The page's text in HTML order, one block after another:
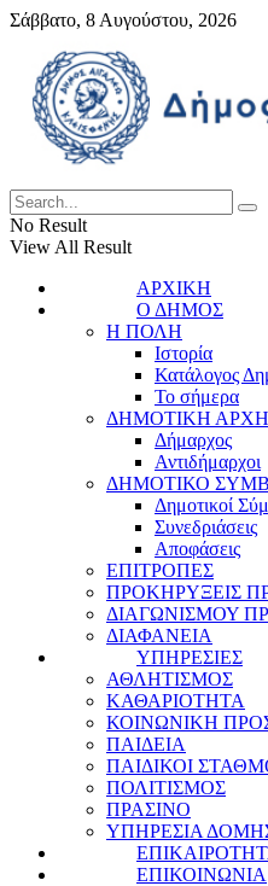
Σάββατο, 8 Αυγούστου, 2026
No Result
View All Result
ΑΡΧΙΚΗ
Ο ΔΗΜΟΣ
Η ΠΟΛΗ
Ιστορία
Κατάλογος
Το σήμερα
ΔΗΜΟΤΙΚΗ ΑΡΧΗ
Δήμαρχος
Αντιδήμαρχοι
ΔΗΜΟΤΙΚΟ
Δημοτικοί
Συνεδριάσεις
Αποφάσεις
ΕΠΙΤΡΟΠΕΣ
ΠΡΟΚΗΡΥΞΕΙΣ
ΔΙΑΓΩΝΙΣΜΟΥ
ΔΙΑΦΑΝΕΙΑ
ΥΠΗΡΕΣΙΕΣ
ΑΘΛΗΤΙΣΜΟΣ
ΚΑΘΑΡΙΟΤΗΤΑ
ΚΟΙΝΩΝΙΚΗ
ΠΑΙΔΕΙΑ
ΠΑΙΔΙΚΟΙ
ΠΟΛΙΤΙΣΜΟΣ
ΠΡΑΣΙΝΟ
ΥΠΗΡΕΣΙΑ
ΕΠΙΚΟΙΝΩΝΙΑ